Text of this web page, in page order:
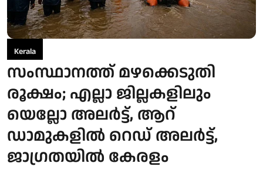
Kerala
സംസ്ഥാനത്ത് മഴക്കെടുതി
രൂക്ഷം; എല്ലാ ജില്ലകളിലും
യെല്ലോ അലര്‍ട്ട്, ആറ്
ഡാമുകളില്‍ റെഡ് അലര്‍ട്ട്,
ജാഗ്രതയില്‍ കേരളം